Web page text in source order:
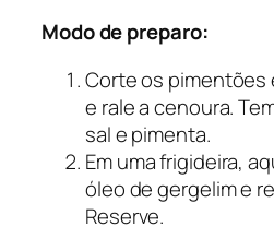
Modo de preparo:
Corte os pimentões
e rale a cenoura.
sal e pimenta.
Em uma frigideira,
óleo de gergelim e
Reserve.